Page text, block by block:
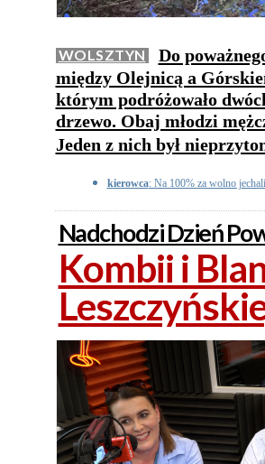
WOLSZTYN
Do
między Olejnicą a
którym podróżowało
drzewo. Obaj młodzi
Jeden z nich był
kierowca: Na 100% za wolno
Nadchodzi Dzień
Kombii i